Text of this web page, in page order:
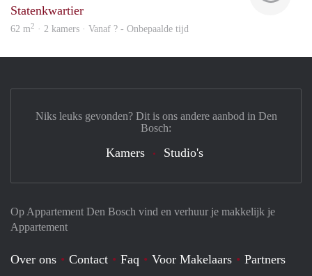
Statenkwartier
62 m2 · 2 kamers · Vanaf ? - Onbepaalde tijd
Op Appartement Den Bosch vind en verhuur je makkelijk je
Appartement
Over ons Contact Faq Voor Makelaars Partners
Niks leuks gevonden? Dit is ons andere aanbod in Den
Bosch:
Kamers Studio's